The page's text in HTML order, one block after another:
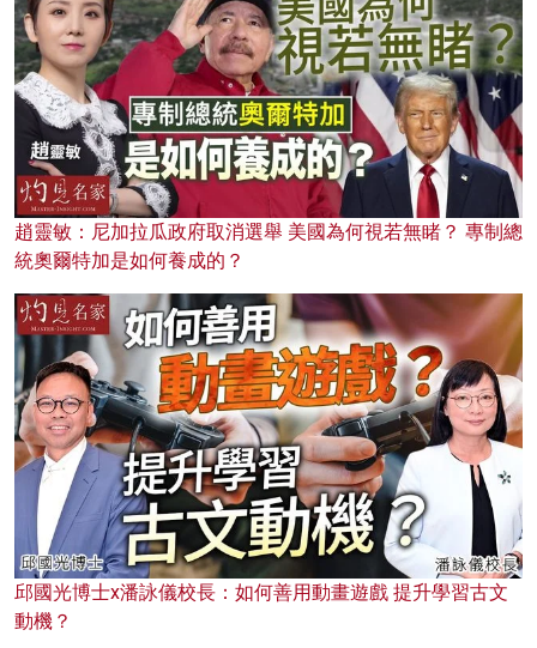
趙靈敏：尼加拉瓜政府取消選舉 美國為何視若無睹？ 專制總
統奧爾特加是如何養成的？
邱國光博士x潘詠儀校長：如何善用動畫遊戲 提升學習古文
動機？